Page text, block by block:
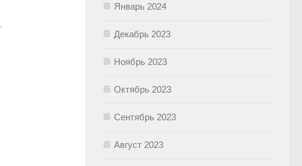
Январь 2024
Декабрь 2023
Ноябрь 2023
Октябрь 2023
Сентябрь 2023
Август 2023